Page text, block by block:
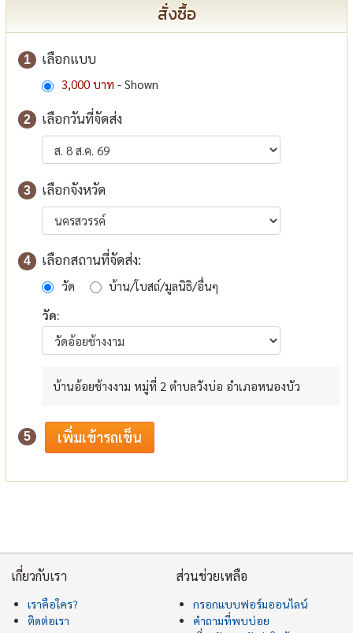
สั่งซื้อ
1 เลือกแบบ
3,000 บาท - Shown
2 เลือกวันที่จัดส่ง
3 เลือกจังหวัด
4 เลือกสถานที่จัดส่ง:
วัด
บ้าน/โบสถ์/มูลนิธิ/อื่นๆ
วัด:
บ้านอ้อยช้างงาม หมู่ที่ 2 ตำบลวังบ่อ อำเภอหนองบัว
5
เกี่ยวกับเรา
เราคือใคร?
ติดต่อเรา
ส่วนช่วยเหลือ
กรอกแบบฟอร์มออนไลน์
คำถามที่พบบ่อย